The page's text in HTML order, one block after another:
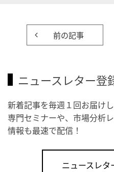
前の記事
ニュースレター登
新着記事を毎週１回お届け
専門セミナーや、市場分析
情報も最速で配信！
ニュースレタ